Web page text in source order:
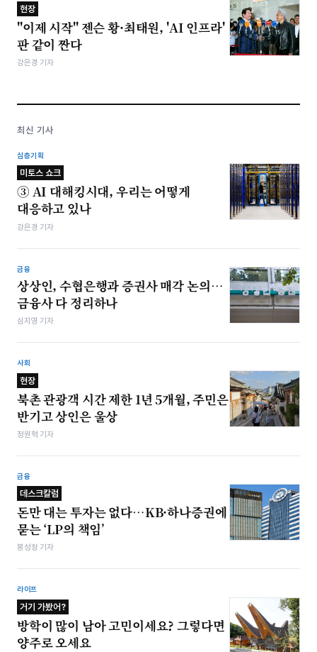
현장
"이제 시작" 젠슨 황·최태원, 'AI 인프라'
판 같이 짠다
강은경 기자
최신 기사
심층기획
미토스 쇼크
③ AI 대해킹시대, 우리는 어떻게
대응하고 있나
강은경 기자
금융
상상인, 수협은행과 증권사 매각 논의…
금융사 다 정리하나
심지영 기자
사회
현장
북촌 관광객 시간 제한 1년 5개월, 주민은
반기고 상인은 울상
정원혁 기자
금융
데스크칼럼
돈만 대는 투자는 없다…KB·하나증권에
묻는 ‘LP의 책임’
봉성창 기자
라이프
거기 가봤어?
방학이 많이 남아 고민이세요? 그렇다면
양주로 오세요